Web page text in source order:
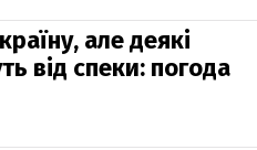
але деякі
від спеки: погода